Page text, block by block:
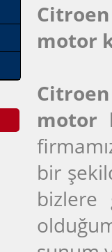
motor
motor
bir
bizlere